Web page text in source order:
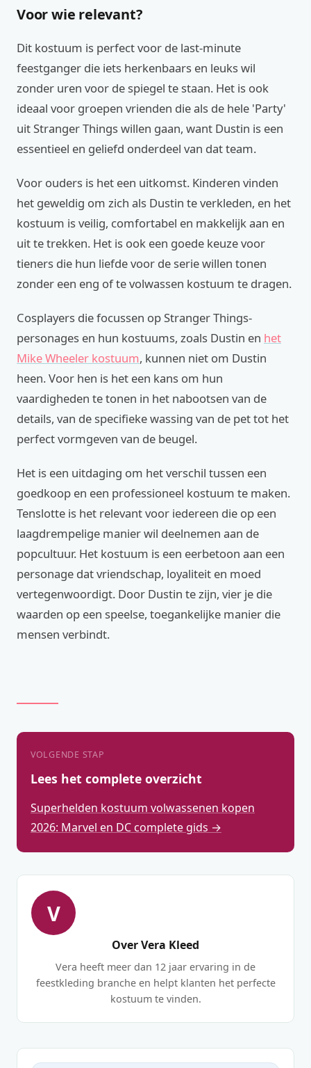
Voor wie relevant?
Dit kostuum is perfect voor de last-minute
feestganger die iets herkenbaars en leuks wil
zonder uren voor de spiegel te staan. Het is ook
ideaal voor groepen vrienden die als de hele 'Party'
uit Stranger Things willen gaan, want Dustin is een
essentieel en geliefd onderdeel van dat team.
Voor ouders is het een uitkomst. Kinderen vinden
het geweldig om zich als Dustin te verkleden, en het
kostuum is veilig, comfortabel en makkelijk aan en
uit te trekken. Het is ook een goede keuze voor
tieners die hun liefde voor de serie willen tonen
zonder een eng of te volwassen kostuum te dragen.
Cosplayers die focussen op Stranger Things-
personages en hun kostuums, zoals Dustin en het
Mike Wheeler kostuum, kunnen niet om Dustin
heen. Voor hen is het een kans om hun
vaardigheden te tonen in het nabootsen van de
details, van de specifieke wassing van de pet tot het
perfect vormgeven van de beugel.
Het is een uitdaging om het verschil tussen een
goedkoop en een professioneel kostuum te maken.
Tenslotte is het relevant voor iedereen die op een
laagdrempelige manier wil deelnemen aan de
popcultuur. Het kostuum is een eerbetoon aan een
personage dat vriendschap, loyaliteit en moed
vertegenwoordigt. Door Dustin te zijn, vier je die
waarden op een speelse, toegankelijke manier die
mensen verbindt.
VOLGENDE STAP
Lees het complete overzicht
Superhelden kostuum volwassenen kopen
2026: Marvel en DC complete gids →
V
Over Vera Kleed
Vera heeft meer dan 12 jaar ervaring in de
feestkleding branche en helpt klanten het perfecte
kostuum te vinden.